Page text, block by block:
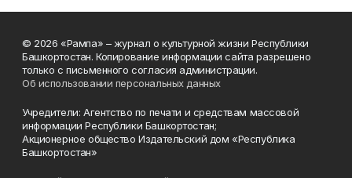
© 2026 «Рампа» – журнал о культурной жизни Республики
Башкортостан. Копирование информации сайта разрешено
только с письменного согласия администрации.
Об использовании персональных данных
Учредители: Агентство по печати и средствам массовой
информации Республики Башкортостан;
Акционерное общество Издательский дом «Республика
Башкортостан»